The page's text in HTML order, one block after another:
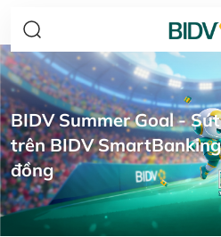
BIDV Summer Goal -
trên BIDV
đồng